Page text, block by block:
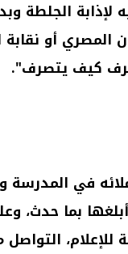
إلا بعد دفع مبلغ 1400 جنيه
أو نقابة
كيف يتصرف".
في المدرسة
بما حدث،